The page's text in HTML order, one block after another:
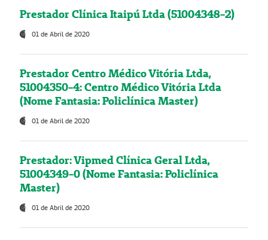
Prestador Clínica Itaipú Ltda (51004348-2)
01 de Abril de 2020
Prestador Centro Médico Vitória Ltda,
51004350-4: Centro Médico Vitória Ltda
(Nome Fantasia: Policlínica Master)
01 de Abril de 2020
Prestador: Vipmed Clínica Geral Ltda,
51004349-0 (Nome Fantasia: Policlínica
Master)
01 de Abril de 2020